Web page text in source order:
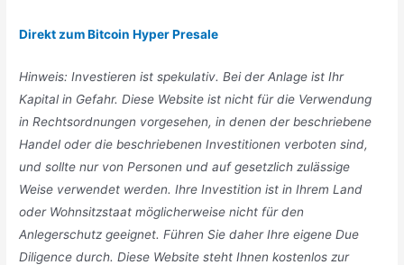
Direkt zum Bitcoin Hyper Presale
Hinweis: Investieren ist spekulativ. Bei der Anlage ist Ihr
Kapital in Gefahr. Diese Website ist nicht für die Verwendung
in Rechtsordnungen vorgesehen, in denen der beschriebene
Handel oder die beschriebenen Investitionen verboten sind,
und sollte nur von Personen und auf gesetzlich zulässige
Weise verwendet werden. Ihre Investition ist in Ihrem Land
oder Wohnsitzstaat möglicherweise nicht für den
Anlegerschutz geeignet. Führen Sie daher Ihre eigene Due
Diligence durch. Diese Website steht Ihnen kostenlos zur